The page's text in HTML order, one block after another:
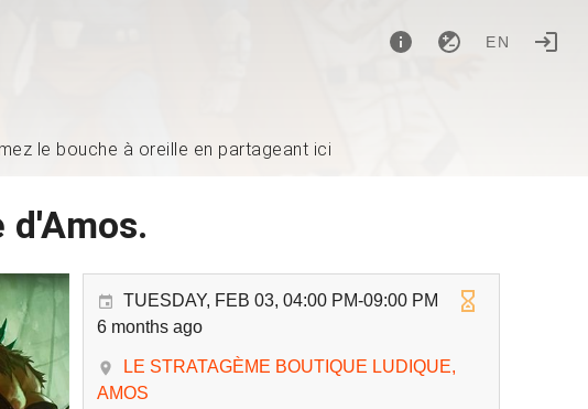
EN
le bouche à oreille en partageant ici
d'Amos.
TUESDAY, FEB 03, 04:00 PM-09:00 PM
6 months ago
LE STRATAGÈME BOUTIQUE LUDIQUE,
AMOS